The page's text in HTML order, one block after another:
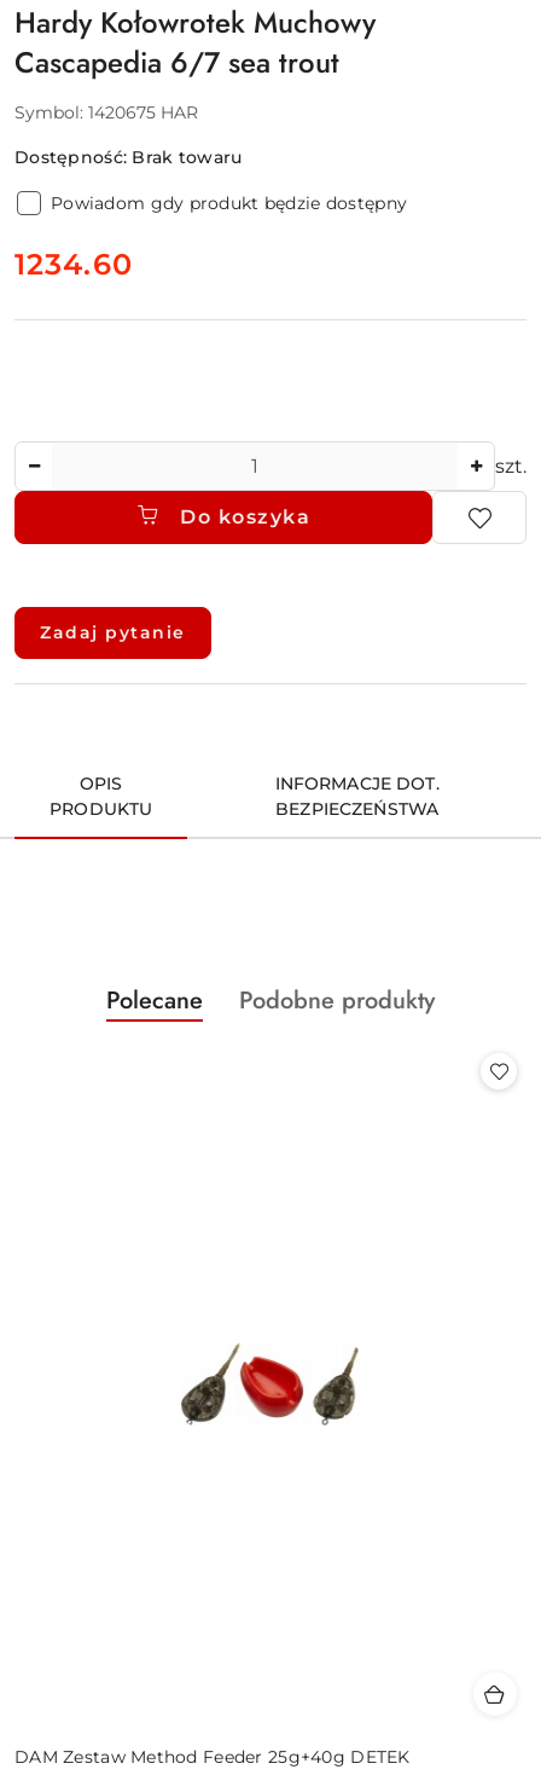
Hardy Kołowrotek Muchowy
Cascapedia 6/7 sea trout
Symbol: 1420675 HAR
Dostępność: Brak towaru
Powiadom gdy produkt będzie dostępny
cena:
1234.60
szt.
Do koszyka
Dostępność
dostawa
Zadaj pytanie
OPIS
PRODUKTU
INFORMACJE DOT.
BEZPIECZEŃSTWA
Pomiń karuzelę produktów
Produkty
o
Polecane
Produkty
Podobne produkty
DAM Zestaw Method Feeder 25g+40g DETEK